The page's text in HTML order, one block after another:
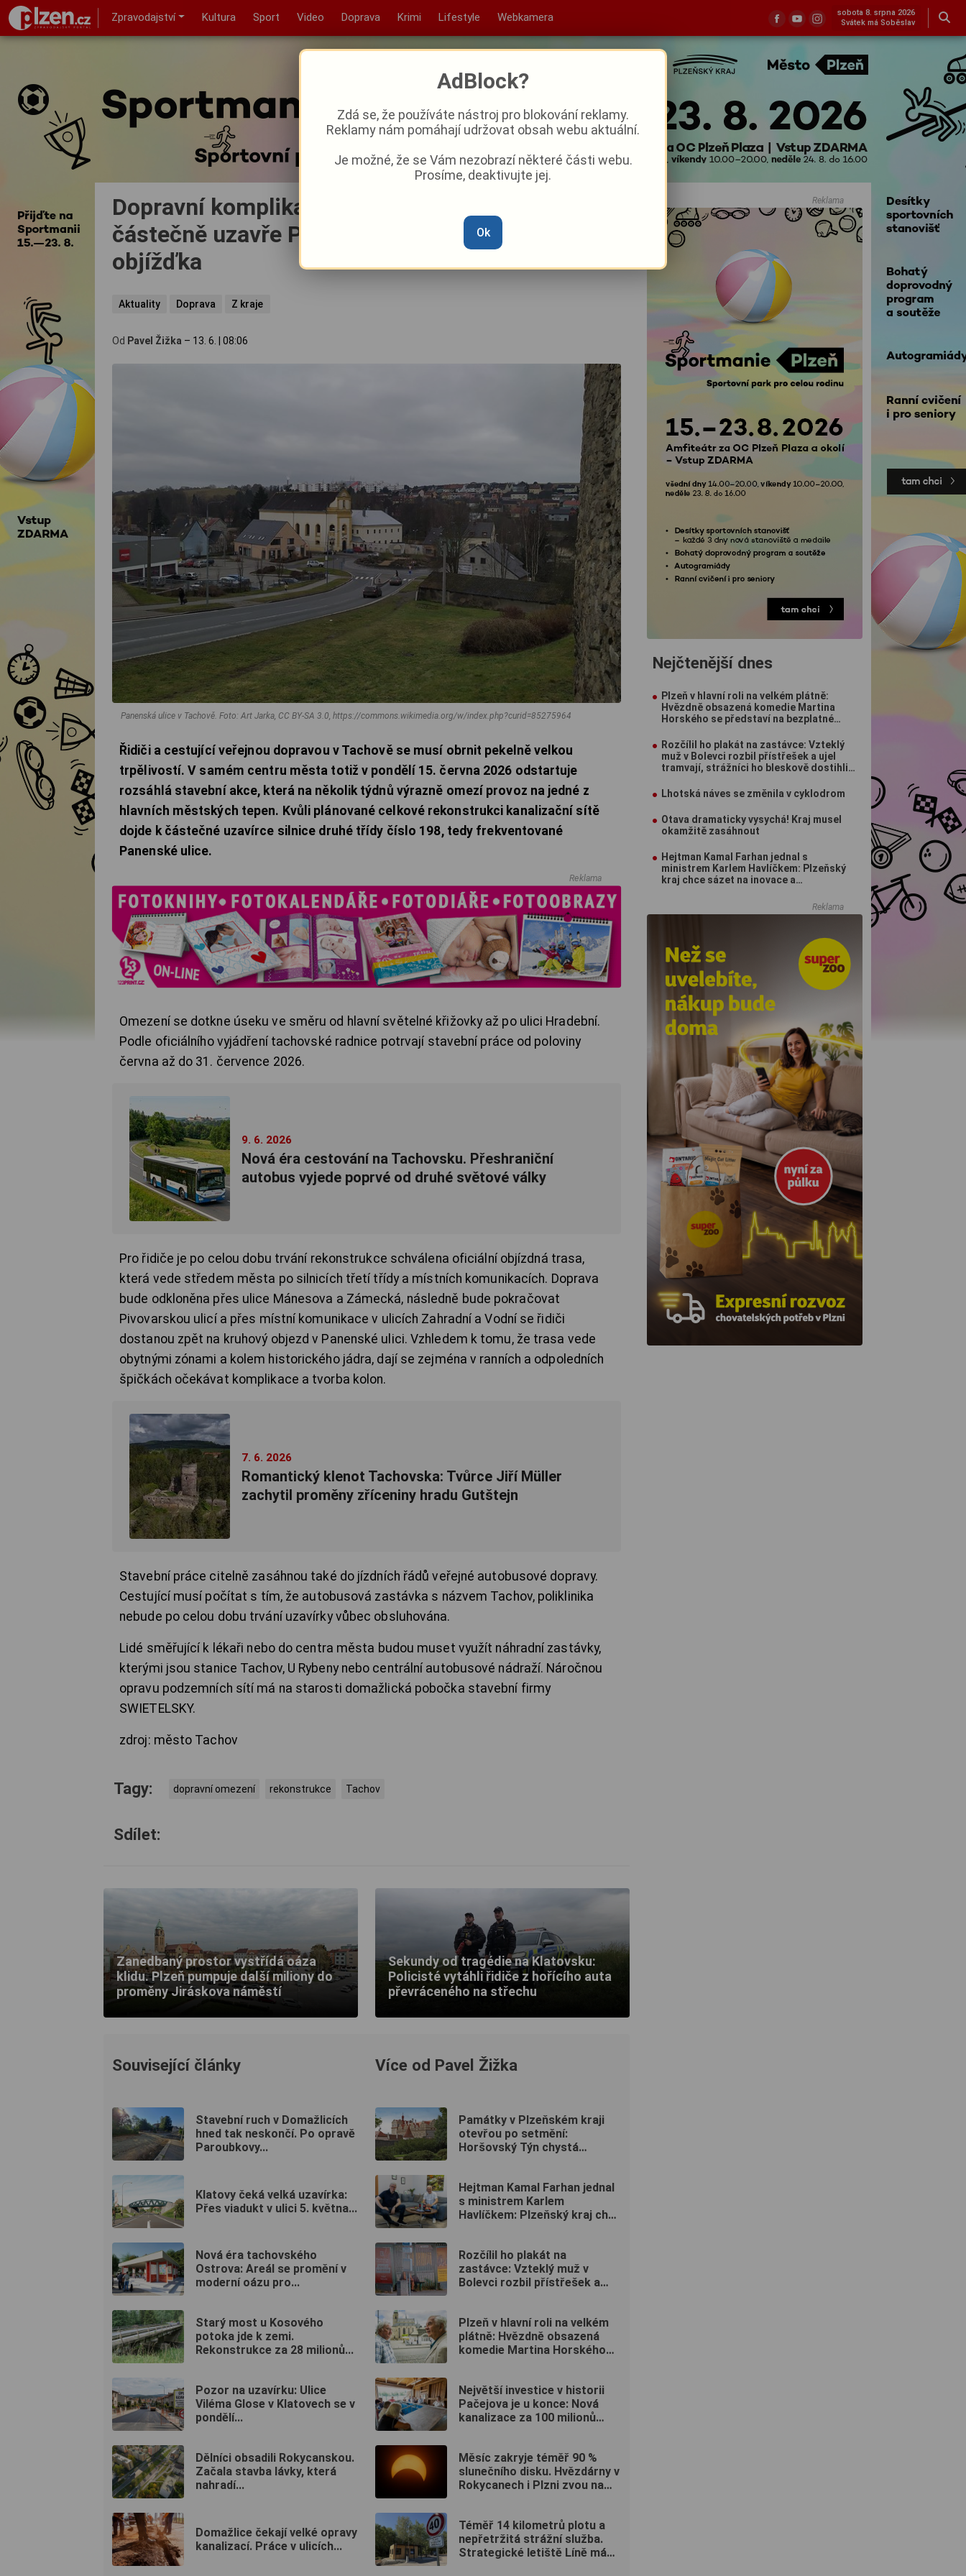
Zpravodajství Kultura Sport Video Doprava Krimi Lifestyle Webkamera
sobota 8. srpna 2026
Svátek má Soběslav
Dopravní komplikace v Tachově: Od pondělí se
částečně uzavře Panenská ulice, řidiče čeká
objížďka
Aktuality Doprava Z kraje
Od Pavel Žižka – 13. 6. 08:06
Panenská ulice v Tachově. Foto: Art Jarka, CC BY-SA 3.0, https://commons.wikimedia.org/w/index.php?curid=85275964
Řidiči a cestující veřejnou dopravou v Tachově se musí obrnit pekelně velkou
trpělivostí. V samém centru města totiž v pondělí 15. června 2026 odstartuje
rozsáhlá stavební akce, která na několik týdnů výrazně omezí provoz na jedné z
hlavních městských tepen. Kvůli plánované celkové rekonstrukci kanalizační sítě
dojde k částečné uzavírce silnice druhé třídy číslo 198, tedy frekventované
Panenské ulice.
Reklama
Omezení se dotkne úseku ve směru od hlavní světelné křižovky až po ulici Hradební.
Podle oficiálního vyjádření tachovské radnice potrvají stavební práce od poloviny
června až do 31. července 2026.
9. 6. 2026
Nová éra cestování na Tachovsku. Přeshraniční
autobus vyjede poprvé od druhé světové války
Pro řidiče je po celou dobu trvání rekonstrukce schválena oficiální objízdná trasa,
která vede středem města po silnicích třetí třídy a místních komunikacích. Doprava
bude odkloněna přes ulice Mánesova a Zámecká, následně bude pokračovat
Pivovarskou ulicí a přes místní komunikace v ulicích Zahradní a Vodní se řidiči
dostanou zpět na kruhový objezd v Panenské ulici. Vzhledem k tomu, že trasa vede
obytnými zónami a kolem historického jádra, dají se zejména v ranních a odpoledních
špičkách očekávat komplikace a tvorba kolon.
7. 6. 2026
Romantický klenot Tachovska: Tvůrce Jiří Müller
zachytil proměny zříceniny hradu Gutštejn
Stavební práce citelně zasáhnou také do jízdních řádů veřejné autobusové dopravy.
Cestující musí počítat s tím, že autobusová zastávka s názvem Tachov, poliklinika
nebude po celou dobu trvání uzavírky vůbec obsluhována.
Lidé směřující k lékaři nebo do centra města budou muset využít náhradní zastávky,
kterými jsou stanice Tachov, U Rybeny nebo centrální autobusové nádraží. Náročnou
opravu podzemních sítí má na starosti domažlická pobočka stavební firmy
SWIETELSKY.
zdroj: město Tachov
Tagy: dopravní omezení rekonstrukce Tachov
Sdílet:
Zanedbaný prostor vystřídá oáza
klidu. Plzeň pumpuje další miliony do
proměny Jiráskova náměstí
Sekundy od tragédie na Klatovsku:
Policisté vytáhli řidiče z hořícího auta
převráceného na střechu
Související články
Stavební ruch v Domažlicích
hned tak neskončí. Po opravě
Paroubkovy...
Klatovy čeká velká uzavírka:
Přes viadukt v ulici 5. května...
Nová éra tachovského
Ostrova: Areál se promění v
moderní oázu pro...
Starý most u Kosového
potoka jde k zemi.
Rekonstrukce za 28 milionů...
Pozor na uzavírku: Ulice
Viléma Glose v Klatovech se v
pondělí...
Dělníci obsadili Rokycanskou.
Začala stavba lávky, která
nahradí...
Domažlice čekají velké opravy
kanalizací. Práce v ulicích...
Více od Pavel Žižka
Památky v Plzeňském kraji
otevřou po setmění:
Horšovský Týn chystá
Hejtman Kamal Farhan jednal
s ministrem Karlem
Havlíčkem: Plzeňský kraj chce
Rozčílil ho plakát na
zastávce: Vzteklý muž v
Bolevci rozbil přístřešek a
Plzeň v hlavní roli na velkém
plátně: Hvězdně obsazená
komedie Martina Horského
Největší investice v historii
Pačejova je u konce: Nová
kanalizace za 100 milionů
Měsíc zakryje téměř 90 %
slunečního disku. Hvězdárny v
Rokycanech i Plzni zvou na
Téměř 14 kilometrů plotu a
nepřetržitá strážní služba.
Strategické letiště Líně má
Reklama
Nejčtenější dnes
Plzeň v hlavní roli na velkém plátně:
Hvězdně obsazená komedie Martina
Horského se představí na bezplatné
Rozčílil ho plakát na zastávce: Vzteklý
muž v Bolevci rozbil přístřešek a ujel
tramvají, strážníci ho bleskově dostihli
Lhotská náves se změnila v cyklodrom
Otava dramaticky vysychá! Kraj musel
okamžitě zasáhnout
Hejtman Kamal Farhan jednal s
ministrem Karlem Havlíčkem: Plzeňský
kraj chce sázet na inovace a
Reklama
AdBlock?
Zdá se, že používáte nástroj pro blokování reklamy.
Reklamy nám pomáhají udržovat obsah webu aktuální.
Je možné, že se Vám nezobrazí některé části webu.
Prosíme, deaktivujte jej.
Ok